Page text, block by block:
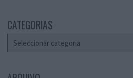
CATEGORIAS
Categorias